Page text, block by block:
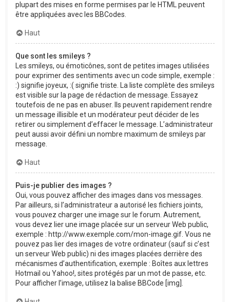
plupart des mises en forme permises par le HTML peuvent
être appliquées avec les BBCodes.
Haut
Que sont les smileys ?
Les smileys, ou émoticônes, sont de petites images utilisées
pour exprimer des sentiments avec un code simple, exemple :
:) signifie joyeux, :( signifie triste. La liste complète des smileys
est visible sur la page de rédaction de message. Essayez
toutefois de ne pas en abuser. Ils peuvent rapidement rendre
un message illisible et un modérateur peut décider de les
retirer ou simplement d’effacer le message. L’administrateur
peut aussi avoir défini un nombre maximum de smileys par
message.
Haut
Puis-je publier des images ?
Oui, vous pouvez afficher des images dans vos messages.
Par ailleurs, si l’administrateur a autorisé les fichiers joints,
vous pouvez charger une image sur le forum. Autrement,
vous devez lier une image placée sur un serveur Web public,
exemple : http://www.exemple.com/mon-image.gif. Vous ne
pouvez pas lier des images de votre ordinateur (sauf si c’est
un serveur Web public) ni des images placées derrière des
mécanismes d’authentification, exemple : Boîtes aux lettres
Hotmail ou Yahoo!, sites protégés par un mot de passe, etc.
Pour afficher l’image, utilisez la balise BBCode [img].